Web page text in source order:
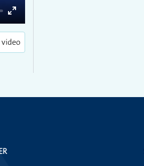
Enter
fullscreen
video